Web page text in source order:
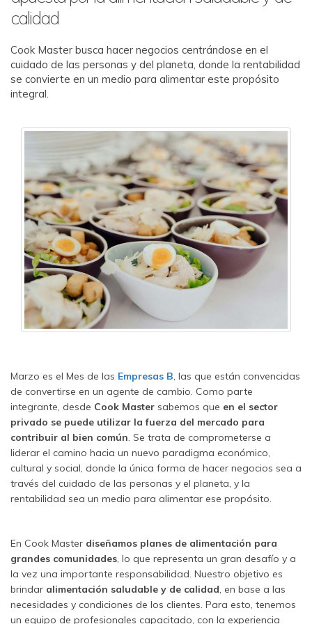
calidad
Cook Master busca hacer negocios centrándose en el
cuidado de las personas y del planeta, donde la rentabilidad
se convierte en un medio para alimentar este propósito
integral.
Marzo es el Mes de las Empresas B , las que están convencidas
de convertirse en un agente de cambio. Como parte
integrante, desde Cook Master sabemos que en el sector
privado se puede utilizar la fuerza del mercado para
contribuir al bien común . Se trata de comprometerse a
liderar el camino hacia un nuevo paradigma económico,
cultural y social, donde la única forma de hacer negocios sea a
través del cuidado de las personas y el planeta, y la
rentabilidad sea un medio para alimentar ese propósito.
En Cook Master diseñamos planes de alimentación para
grandes comunidades , lo que representa un gran desafío y a
la vez una importante responsabilidad. Nuestro objetivo es
brindar alimentación saludable y de calidad , en base a las
necesidades y condiciones de los clientes. Para esto, tenemos
un equipo de profesionales capacitado, con la experiencia